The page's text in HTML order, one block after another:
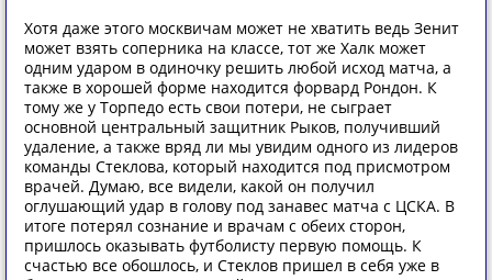
Хотя даже этого москвичам может не хватить ведь Зенит
может взять соперника на классе, тот же Халк может
одним ударом в одиночку решить любой исход матча, а
также в хорошей форме находится форвард Рондон. К
тому же у Торпедо есть свои потери, не сыграет
основной центральный защитник Рыков, получивший
удаление, а также вряд ли мы увидим одного из лидеров
команды Стеклова, который находится под присмотром
врачей. Думаю, все видели, какой он получил
оглушающий удар в голову под занавес матча с ЦСКА. В
итоге потерял сознание и врачам с обеих сторон,
пришлось оказывать футболисту первую помощь. К
счастью все обошлось, и Стеклов пришел в себя уже в